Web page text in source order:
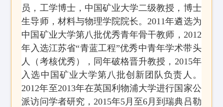
员，工学博士， 中国矿业大学二级教授，博士
生导师，材料与物理学院院长。2011年遴选为
中国矿业大学第八批优秀青年骨干教师， 2012
年入选江苏省“青蓝工程”优秀中青年学术带头
人（考核优秀），同年破格晋升教授， 2015年
入选中国矿业大学第八批创新团队负责人。
2012年至2013年在英国利物浦大学进行国家公
派访问学者研究， 2015年5月至6月到瑞典吕勒